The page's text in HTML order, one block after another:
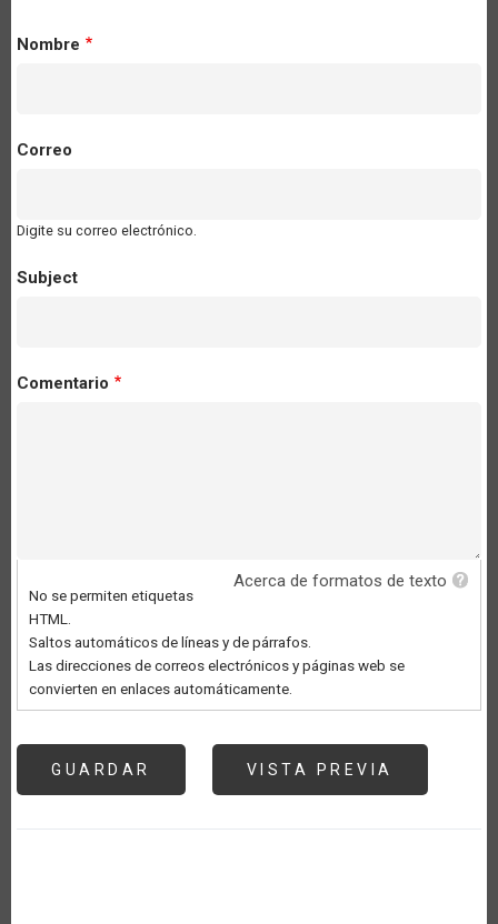
Nombre
Correo
Digite su correo electrónico.
Subject
Comentario
Acerca de formatos de texto
No se permiten etiquetas
HTML.
Saltos automáticos de líneas y de párrafos.
Las direcciones de correos electrónicos y páginas web se
convierten en enlaces automáticamente.